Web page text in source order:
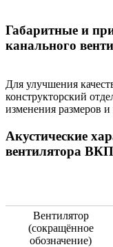
Габаритные и
канального
Для улучшения
конструкторский
изменения размеров
Акустические
вентилятора
Вентилятор
(сокращённое
обозначение)